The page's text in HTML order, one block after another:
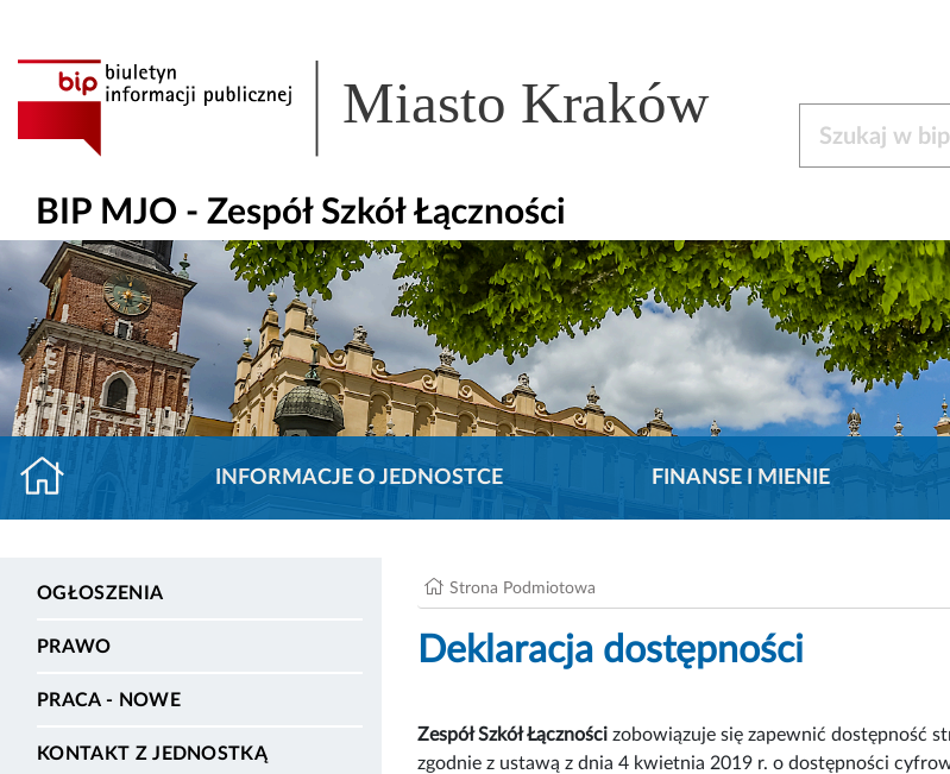
Miasto Kraków
BIP MJO - Zespół Szkół Łączności
INFORMACJE O JEDNOSTCE FINANSE I MIENIE
OGŁOSZENIA
PRAWO
PRACA - NOWE
KONTAKT Z JEDNOSTKĄ
Strona Podmiotowa
Deklaracja dostępności
Zespół Szkół Łączności zobowiązuje się zapewnić dostępność
zgodnie z ustawą z dnia 4 kwietnia 2019 r. o dostępności